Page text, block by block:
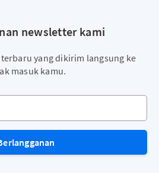
newsletter kami
yang dikirim langsung ke
masuk kamu.